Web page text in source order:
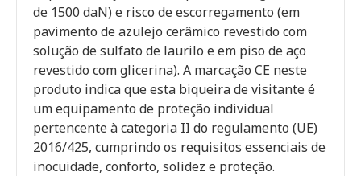
de 1500 daN) e risco de escorregamento (em
pavimento de azulejo cerâmico revestido com
solução de sulfato de laurilo e em piso de aço
revestido com glicerina). A marcação CE neste
produto indica que esta biqueira de visitante é
um equipamento de proteção individual
pertencente à categoria II do regulamento (UE)
2016/425, cumprindo os requisitos essenciais de
inocuidade, conforto, solidez e proteção.